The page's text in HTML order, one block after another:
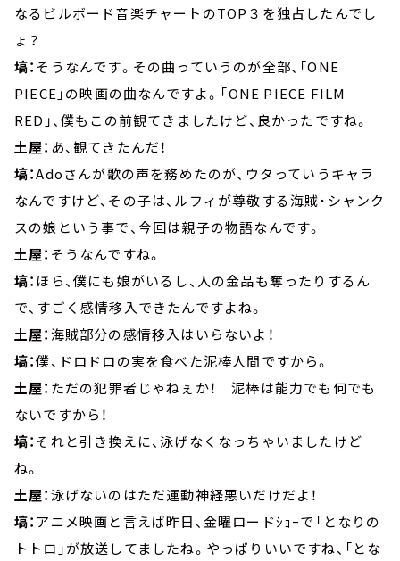
なるビルボード音楽チャートのTOP３を独占したんでし
ょ？
塙：そうなんです。その曲っていうのが全部、「ONE
PIECE」の映画の曲なんですよ。「ONE PIECE FILM
RED」、僕もこの前観てきましたけど、良かったですね。
土屋： あ、観てきたんだ！
塙：Adoさんが歌の声を務めたのが、ウタっていうキャラ
なんですけど、その子は、ルフィが尊敬する海賊・シャンク
スの娘という事で、今回は親子の物語なんです。
土屋： そうなんですね。
塙：ほら、僕にも娘がいるし、人の金品も奪ったりするん
で、すごく感情移入できたんですよね。
土屋：海賊部分の感情移入はいらないよ！
塙：僕、ドロドロの実を食べた泥棒人間ですから。
土屋： ただの犯罪者じゃねぇか！ 泥棒は能力でも何でも
ないですから！
塙：それと引き換えに、泳げなくなっちゃいましたけど
ね。
土屋：泳げないのはただ運動神経悪いだけだよ！
塙： アニメ映画と言えば昨日、金曜ロードｼｮｰで「となりの
トトロ」が放送してましたね。やっぱりいいですね、「とな